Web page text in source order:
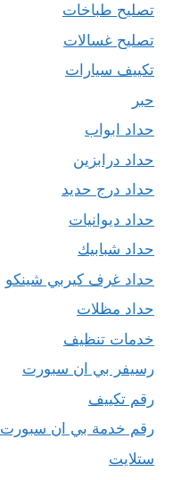
تصليح طباخات
تصليح غسالات
تكييف سيارات
حبر
حداد ابواب
حداد درابزين
حداد درج حديد
حداد ديوانيات
حداد شبابيك
حداد غرف كيربي شينكو
حداد مظلات
خدمات تنظيف
رسيفر بي ان سبورت
رقم تكييف
رقم خدمة بي ان سبورت
ستلايت